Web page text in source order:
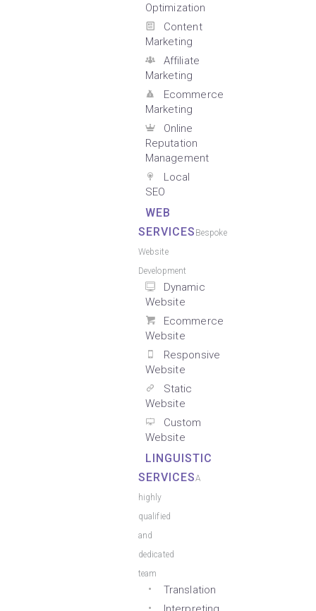
Optimization
Content
Marketing
Affiliate
Marketing
Ecommerce
Marketing
Online
Reputation
Management
Local
SEO
WEB
SERVICES Bespoke
Website
Development
Dynamic
Website
Ecommerce
Website
Responsive
Website
Static
Website
Custom
Website
LINGUISTIC
SERVICESA
highly
qualified
and
dedicated
team
Translation